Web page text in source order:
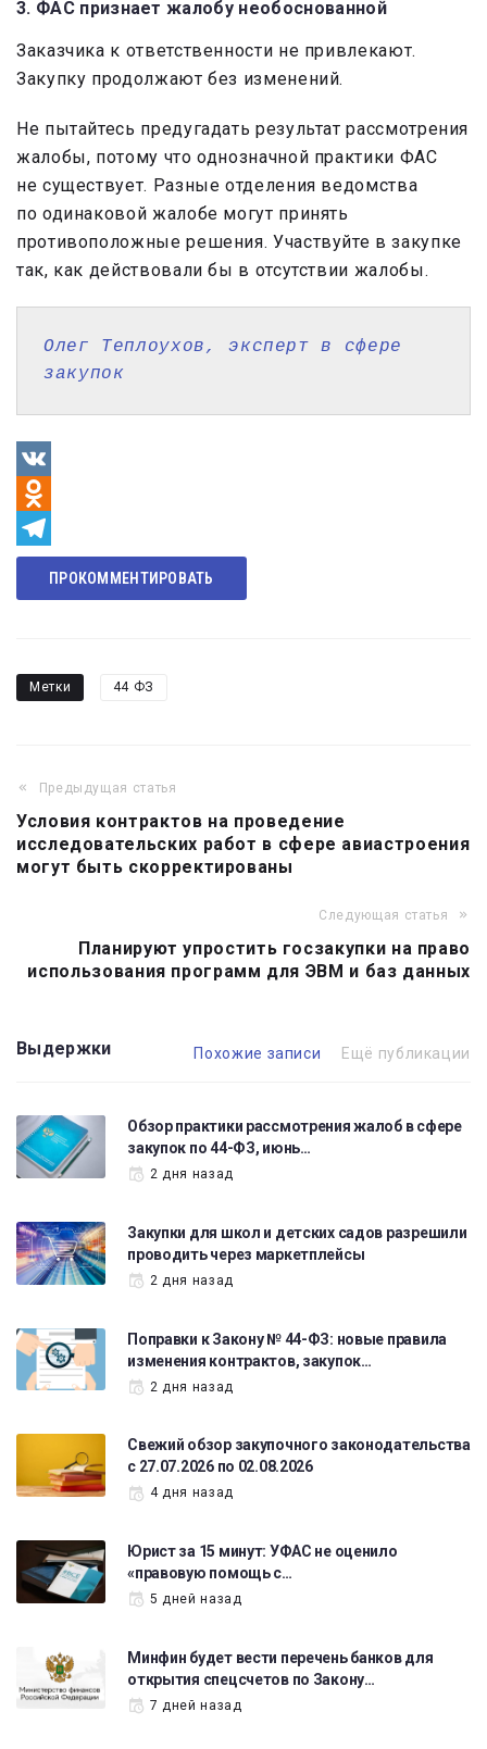
3. ФАС признает жалобу необоснованной
Заказчика к ответственности не привлекают.
Закупку продолжают без изменений.
Не пытайтесь предугадать результат рассмотрения
жалобы, потому что однозначной практики ФАС
не существует. Разные отделения ведомства
по одинаковой жалобе могут принять
противоположные решения. Участвуйте в закупке
так, как действовали бы в отсутствии жалобы.
Олег Теплоухов, эксперт в сфере
закупок
VK
Odnoklassniki
Telegram
ПРОКОММЕНТИРОВАТЬ
Метки 44 ФЗ
Навигация
по
записям
Предыдущая статья
Условия контрактов на проведение
исследовательских работ в сфере авиастроения
могут быть скорректированы
Следующая статья
Планируют упростить госзакупки на право
использования программ для ЭВМ и баз данных
Выдержки Похожие записи Ещё публикации
Обзор практики рассмотрения жалоб в сфере
закупок по 44-ФЗ, июнь…
2 дня назад
Закупки для школ и детских садов разрешили
проводить через маркетплейсы
2 дня назад
Поправки к Закону № 44-ФЗ: новые правила
изменения контрактов, закупок…
2 дня назад
Свежий обзор закупочного законодательства
с 27.07.2026 по 02.08.2026
4 дня назад
Юрист за 15 минут: УФАС не оценило
«правовую помощь с…
5 дней назад
Минфин будет вести перечень банков для
открытия спецсчетов по Закону…
7 дней назад